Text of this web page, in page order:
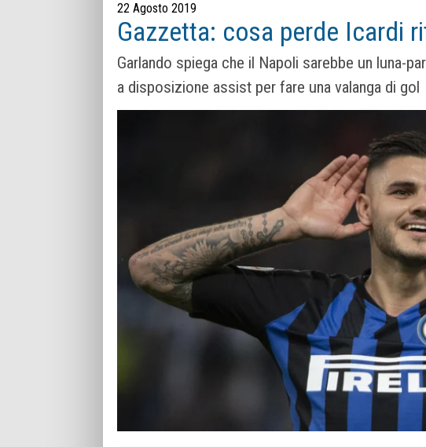
22 Agosto 2019
Gazzetta: cosa perde Icardi
Garlando spiega che il Napoli sarebbe un luna-
a disposizione assist per fare una valanga di gol